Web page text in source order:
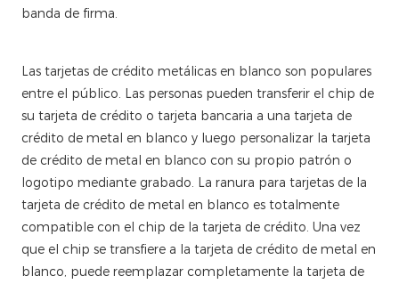
banda de firma.
Las tarjetas de crédito metálicas en blanco son populares
entre el público. Las personas pueden transferir el chip de
su tarjeta de crédito o tarjeta bancaria a una tarjeta de
crédito de metal en blanco y luego personalizar la tarjeta
de crédito de metal en blanco con su propio patrón o
logotipo mediante grabado. La ranura para tarjetas de la
tarjeta de crédito de metal en blanco es totalmente
compatible con el chip de la tarjeta de crédito. Una vez
que el chip se transfiere a la tarjeta de crédito de metal en
blanco, puede reemplazar completamente la tarjeta de